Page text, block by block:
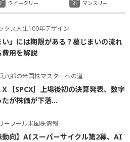
クス人生100年デザイン
い」には期限がある？墓じまいの流れ
費用を解説
八郎の米国株マスターへの道
［SPCX］上場後初の決算発表、数字
たが株価が下落...
ーフール米国株情報
動向】AIスーパーサイクル第2幕、AI
ウイークリー マンスリー